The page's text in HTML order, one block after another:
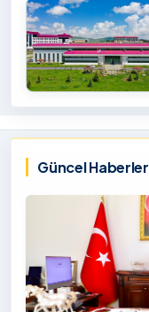
İçin
Tıklayınız
Güncel Haberler